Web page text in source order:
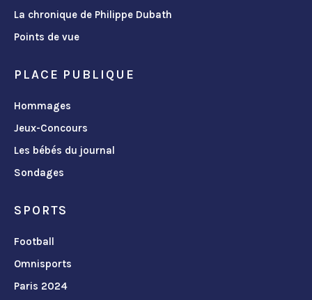
La chronique de Philippe Dubath
Points de vue
PLACE PUBLIQUE
Hommages
Jeux-Concours
Les bébés du journal
Sondages
SPORTS
Football
Omnisports
Paris 2024